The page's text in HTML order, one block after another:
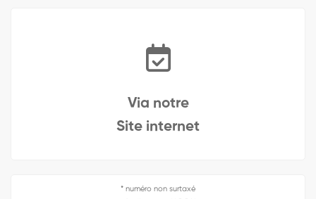
Via notre
Site internet
* numéro non surtaxé